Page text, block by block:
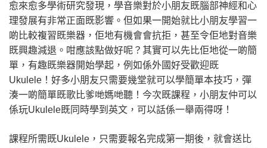
愈來愈多學術研究發現，學音樂對於小朋友既腦部神經和心
理發展有非常正面既影響。但如果一開始就比小朋友學習一
啲比較複習既樂器，佢地有機會會抗拒，甚至令佢地對音樂
既興趣減退。咁應該點做好呢？其實可以先比佢地從一啲簡
單，有趣既樂器開始學起，例如係外國好受歡迎既
Ukulele！好多小朋友只需要幾堂就可以學簡單本技巧，彈
湊一啲簡單既歌比爹哋媽哋聽！今次既課程，小朋友仲可以
係玩Ukulele既同時學到英文，可以話係一舉兩得呀！
課程所需既Ukulele，只需要報名完成第一期後，就會送比